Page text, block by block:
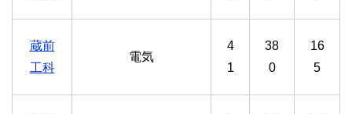
蔵前
工科
電気
4
1
38
0
16
5